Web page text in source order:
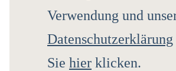
Verwendung und
Datenschutzerklärung
Sie hier klicken.